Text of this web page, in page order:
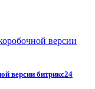
версии битрикс24